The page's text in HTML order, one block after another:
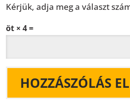
Kérjük, adja meg a választ
öt × 4 =